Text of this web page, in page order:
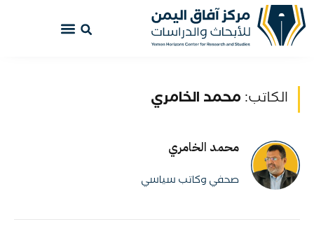
الكاتب:محمد الخامري
محمد الخامري
صحفي وكاتب سياسي